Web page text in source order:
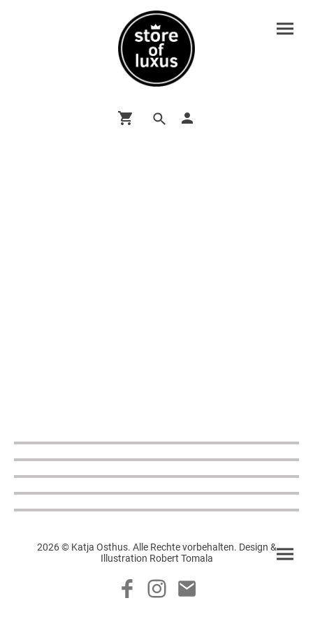
2026 © Katja Osthus. Alle Rechte vorbehalten. Design &
Illustration Robert Tomala